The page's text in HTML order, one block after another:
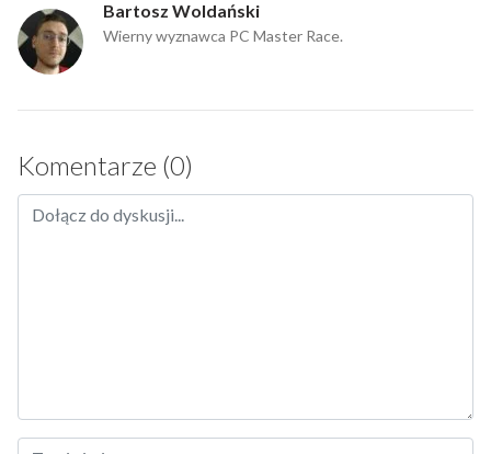
Bartosz Woldański
Wierny wyznawca PC Master Race.
Komentarze (0)